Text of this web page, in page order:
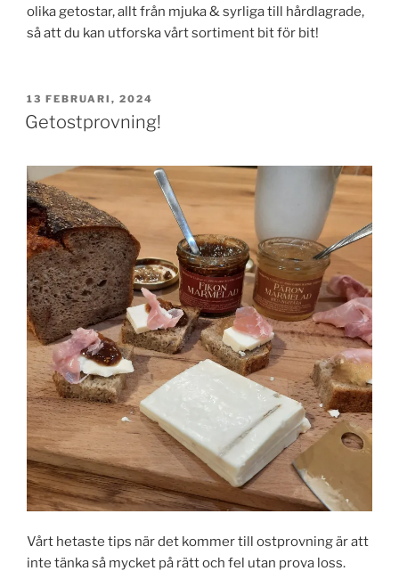
olika getostar, allt från mjuka & syrliga till hårdlagrade,
så att du kan utforska vårt sortiment bit för bit!
PUBLICERAT
13 FEBRUARI, 2024
Getostprovning!
Vårt hetaste tips när det kommer till ostprovning är att
inte tänka så mycket på rätt och fel utan prova loss.